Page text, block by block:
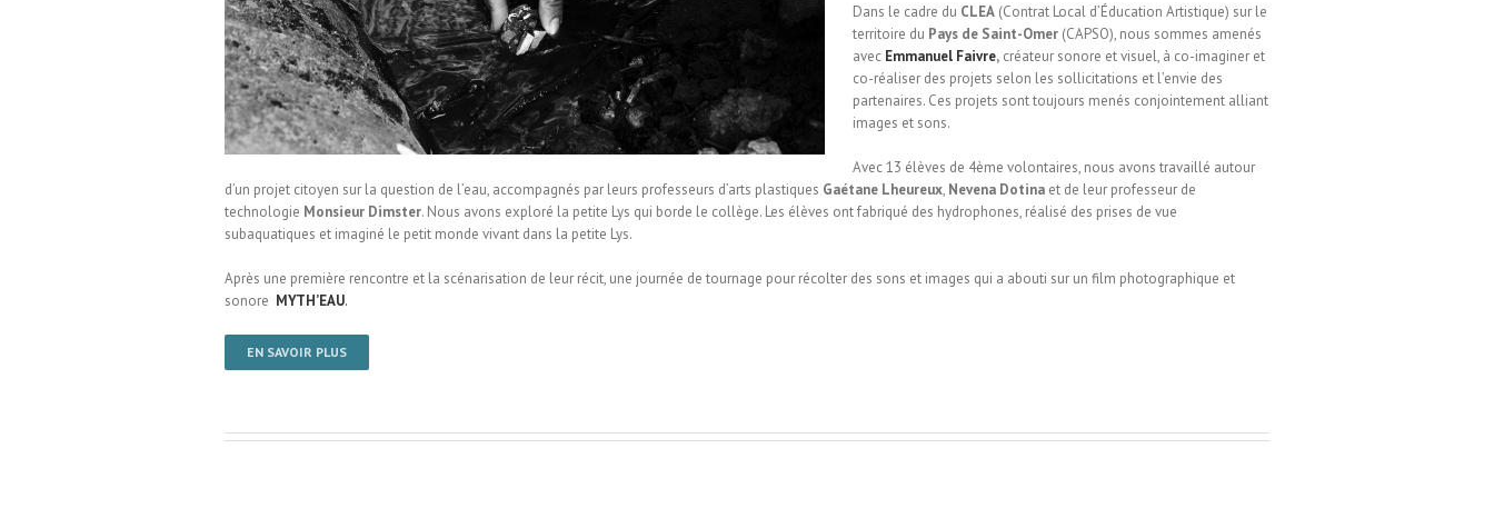
Dans le cadre du CLEA (Contrat Local d’Éducation Artistique) sur le
territoire du Pays de Saint-Omer (CAPSO), nous sommes amenés
avec Emmanuel Faivre, créateur sonore et visuel, à co-imaginer et
co-réaliser des projets selon les sollicitations et l’envie des
partenaires. Ces projets sont toujours menés conjointement alliant
images et sons.
Avec 13 élèves de 4ème volontaires, nous avons travaillé autour
d’un projet citoyen sur la question de l’eau, accompagnés par leurs professeurs d’arts plastiques Gaétane Lheureux, Nevena Dotina et de leur professeur de
technologie Monsieur Dimster. Nous avons exploré la petite Lys qui borde le collège. Les élèves ont fabriqué des hydrophones, réalisé des prises de vue
subaquatiques et imaginé le petit monde vivant dans la petite Lys.
Après une première rencontre et la scénarisation de leur récit, une journée de tournage pour récolter des sons et images qui a abouti sur un film photographique et
sonore MYTH’EAU.
EN SAVOIR PLUS